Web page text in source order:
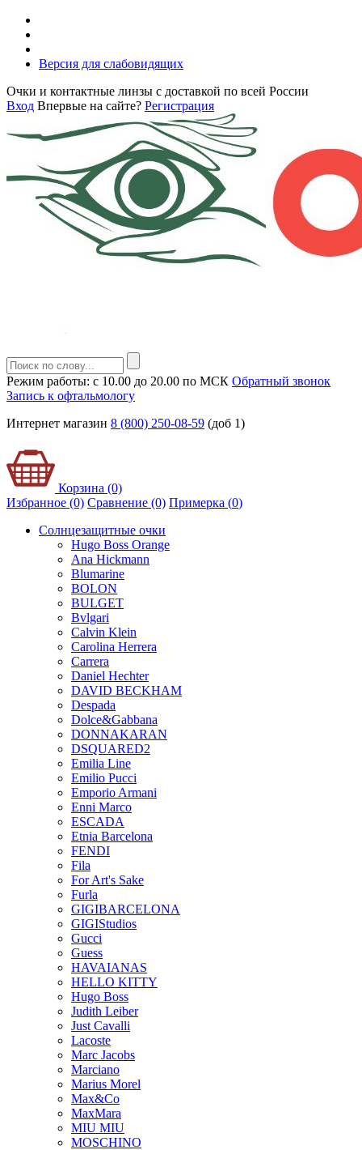
Версия для слабовидящих
Очки и контактные линзы с доставкой по всей России
Вход Впервые на сайте? Регистрация
Режим работы: с 10.00 до 20.00 по МСК Обратный звонок
Запись к офтальмологу
Интернет магазин 8 (800) 250-08-59 (доб 1)
Корзина (0)
Избранное (0) Сравнение (0) Примерка (0)
Солнцезащитные очки
Hugo Boss Orange
Ana Hickmann
Blumarine
BOLON
BULGET
Bvlgari
Calvin Klein
Carolina Herrera
Carrera
Daniel Hechter
DAVID BECKHAM
Despada
Dolce&Gabbana
DONNAKARAN
DSQUARED2
Emilia Line
Emilio Pucci
Emporio Armani
Enni Marco
ESCADA
Etnia Barcelona
FENDI
Fila
For Art's Sake
Furla
GIGIBARCELONA
GIGIStudios
Gucci
Guess
HAVAIANAS
HELLO KITTY
Hugo Boss
Judith Leiber
Just Cavalli
Lacoste
Marc Jacobs
Marciano
Marius Morel
Max&Co
MaxMara
MIU MIU
MOSCHINO